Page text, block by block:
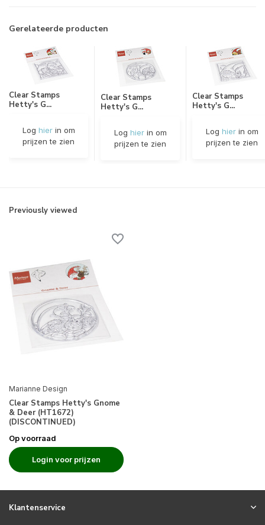
Gerelateerde producten
Clear Stamps
Hetty's G...
Log hierin om
prijzen te zien
Clear Stamps
Hetty's G...
Log hierin om
prijzen te zien
Clear Stamps
Hetty's G...
Log hierin om
prijzen te zien
Previously viewed
Marianne Design
Clear Stamps Hetty's Gnome
& Deer (HT1672)
(DISCONTINUED)
Op voorraad
Login voor prijzen
Klantenservice